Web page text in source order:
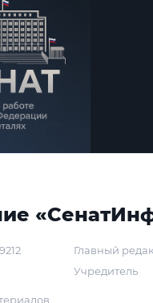
Главный
Учредитель